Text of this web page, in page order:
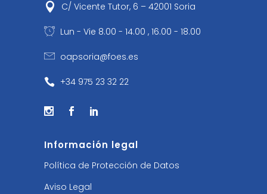
C/ Vicente Tutor, 6 – 42001 Soria
Lun - Vie 8.00 - 14.00 , 16.00 - 18.00
oapsoria@foes.es
+34 975 23 32 22
Información legal
Política de Protección de Datos
Aviso Legal